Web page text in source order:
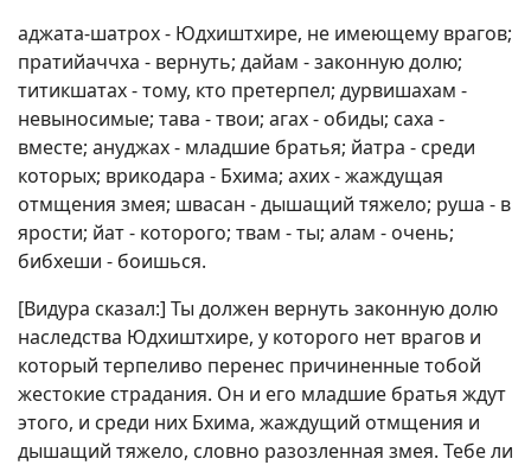
аджата-шатрох - Юдхиштхире, не имеющему врагов;
пратийаччха - вернуть; дайам - законную долю;
титикшатах - тому, кто претерпел; дурвишахам -
невыносимые; тава - твои; агах - обиды; саха -
вместе; ануджах - младшие братья; йатра - среди
которых; врикодара - Бхима; ахих - жаждущая
отмщения змея; швасан - дышащий тяжело; руша - в
ярости; йат - которого; твам - ты; алам - очень;
бибхеши - боишься.
[Видура сказал:] Ты должен вернуть законную долю
наследства Юдхиштхире, у которого нет врагов и
который терпеливо перенес причиненные тобой
жестокие страдания. Он и его младшие братья ждут
этого, и среди них Бхима, жаждущий отмщения и
дышащий тяжело, словно разозленная змея. Тебе ли